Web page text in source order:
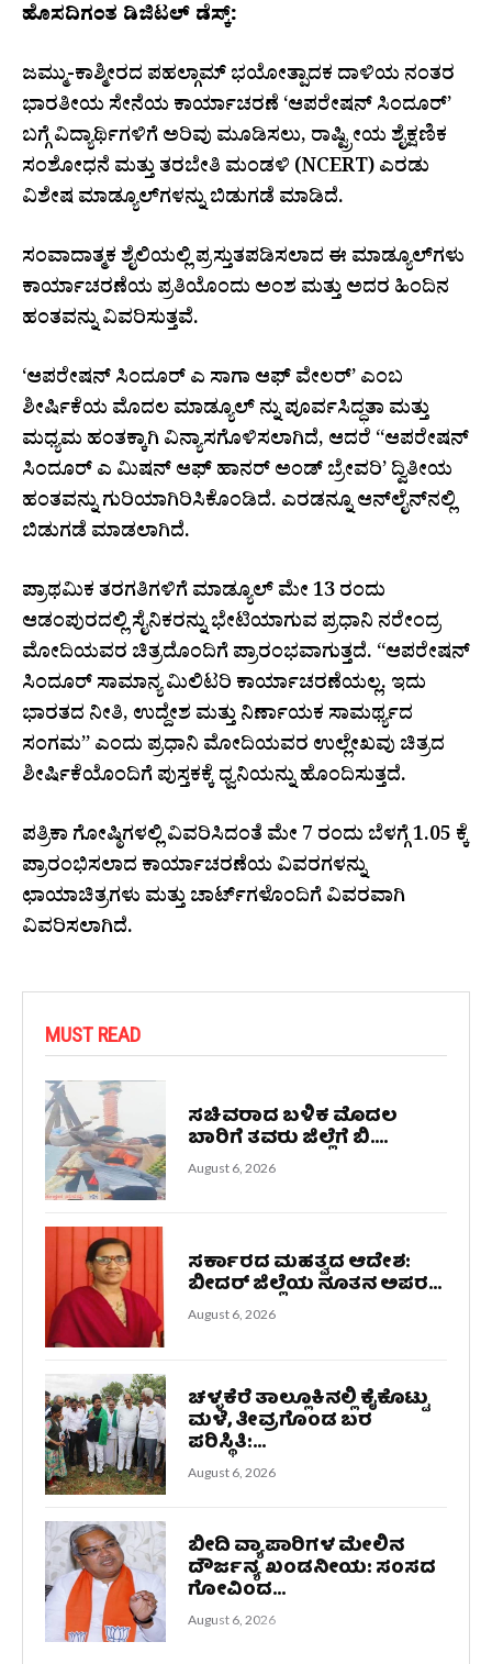
ಹೊಸದಿಗಂತ ಡಿಜಿಟಲ್‌ ಡೆಸ್ಕ್‌:
ಜಮ್ಮು-ಕಾಶ್ಮೀರದ ಪಹಲ್ಗಾಮ್ ಭಯೋತ್ಪಾದಕ ದಾಳಿಯ ನಂತರ
ಭಾರತೀಯ ಸೇನೆಯ ಕಾರ್ಯಾಚರಣೆ ‘ಆಪರೇಷನ್ ಸಿಂದೂರ್’
ಬಗ್ಗೆ ವಿದ್ಯಾರ್ಥಿಗಳಿಗೆ ಅರಿವು ಮೂಡಿಸಲು, ರಾಷ್ಟ್ರೀಯ ಶೈಕ್ಷಣಿಕ
ಸಂಶೋಧನೆ ಮತ್ತು ತರಬೇತಿ ಮಂಡಳಿ (NCERT) ಎರಡು
ವಿಶೇಷ ಮಾಡ್ಯೂಲ್‌ಗಳನ್ನು ಬಿಡುಗಡೆ ಮಾಡಿದೆ.
ಸಂವಾದಾತ್ಮಕ ಶೈಲಿಯಲ್ಲಿ ಪ್ರಸ್ತುತಪಡಿಸಲಾದ ಈ ಮಾಡ್ಯೂಲ್‌ಗಳು
ಕಾರ್ಯಾಚರಣೆಯ ಪ್ರತಿಯೊಂದು ಅಂಶ ಮತ್ತು ಅದರ ಹಿಂದಿನ
ಹಂತವನ್ನು ವಿವರಿಸುತ್ತವೆ.
‘ಆಪರೇಷನ್ ಸಿಂದೂರ್ ಎ ಸಾಗಾ ಆಫ್ ವೇಲರ್’ ಎಂಬ
ಶೀರ್ಷಿಕೆಯ ಮೊದಲ ಮಾಡ್ಯೂಲ್ ನ್ನು ಪೂರ್ವಸಿದ್ಧತಾ ಮತ್ತು
ಮಧ್ಯಮ ಹಂತಕ್ಕಾಗಿ ವಿನ್ಯಾಸಗೊಳಿಸಲಾಗಿದೆ, ಆದರೆ “ಆಪರೇಷನ್
ಸಿಂದೂರ್ ಎ ಮಿಷನ್ ಆಫ್ ಹಾನರ್ ಅಂಡ್ ಬ್ರೇವರಿ’ ದ್ವಿತೀಯ
ಹಂತವನ್ನು ಗುರಿಯಾಗಿರಿಸಿಕೊಂಡಿದೆ. ಎರಡನ್ನೂ ಆನ್‌ಲೈನ್‌ನಲ್ಲಿ
ಬಿಡುಗಡೆ ಮಾಡಲಾಗಿದೆ.
ಪ್ರಾಥಮಿಕ ತರಗತಿಗಳಿಗೆ ಮಾಡ್ಯೂಲ್ ಮೇ 13 ರಂದು
ಆಡಂಪುರದಲ್ಲಿ ಸೈನಿಕರನ್ನು ಭೇಟಿಯಾಗುವ ಪ್ರಧಾನಿ ನರೇಂದ್ರ
ಮೋದಿಯವರ ಚಿತ್ರದೊಂದಿಗೆ ಪ್ರಾರಂಭವಾಗುತ್ತದೆ. “ಆಪರೇಷನ್
ಸಿಂದೂರ್ ಸಾಮಾನ್ಯ ಮಿಲಿಟರಿ ಕಾರ್ಯಾಚರಣೆಯಲ್ಲ. ಇದು
ಭಾರತದ ನೀತಿ, ಉದ್ದೇಶ ಮತ್ತು ನಿರ್ಣಾಯಕ ಸಾಮರ್ಥ್ಯದ
ಸಂಗಮ” ಎಂದು ಪ್ರಧಾನಿ ಮೋದಿಯವರ ಉಲ್ಲೇಖವು ಚಿತ್ರದ
ಶೀರ್ಷಿಕೆಯೊಂದಿಗೆ ಪುಸ್ತಕಕ್ಕೆ ಧ್ವನಿಯನ್ನು ಹೊಂದಿಸುತ್ತದೆ.
ಪತ್ರಿಕಾ ಗೋಷ್ಠಿಗಳಲ್ಲಿ ವಿವರಿಸಿದಂತೆ ಮೇ 7 ರಂದು ಬೆಳಗ್ಗೆ 1.05 ಕ್ಕೆ
ಪ್ರಾರಂಭಿಸಲಾದ ಕಾರ್ಯಾಚರಣೆಯ ವಿವರಗಳನ್ನು
ಛಾಯಾಚಿತ್ರಗಳು ಮತ್ತು ಚಾರ್ಟ್‌ಗಳೊಂದಿಗೆ ವಿವರವಾಗಿ
ವಿವರಿಸಲಾಗಿದೆ.
MUST READ
ಸಚಿವರಾದ ಬಳಿಕ ಮೊದಲ
ಬಾರಿಗೆ ತವರು ಜಿಲ್ಲೆಗೆ ಬಿ....
August 6, 2026
ಸರ್ಕಾರದ ಮಹತ್ವದ ಆದೇಶ:
ಬೀದರ್ ಜಿಲ್ಲೆಯ ನೂತನ ಅಪರ...
August 6, 2026
ಚಳ್ಳಕೆರೆ ತಾಲ್ಲೂಕಿನಲ್ಲಿ ಕೈಕೊಟ್ಟು
ಮಳೆ, ತೀವ್ರಗೊಂಡ ಬರ
ಪರಿಸ್ಥಿತಿ:...
August 6, 2026
ಬೀದಿ ವ್ಯಾಪಾರಿಗಳ ಮೇಲಿನ
ದೌರ್ಜನ್ಯ ಖಂಡನೀಯ: ಸಂಸದ
ಗೋವಿಂದ...
August 6, 2026